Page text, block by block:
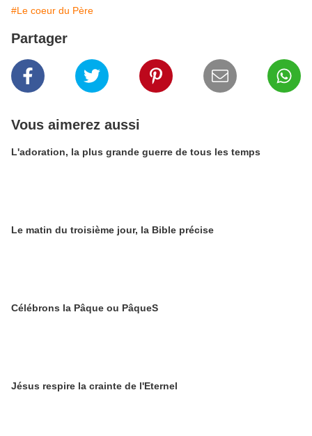
#Le coeur du Père
Partager
Vous aimerez aussi
L'adoration, la plus grande guerre de tous les temps
Le matin du troisième jour, la Bible précise
Célébrons la Pâque ou PâqueS
Jésus respire la crainte de l'Eternel